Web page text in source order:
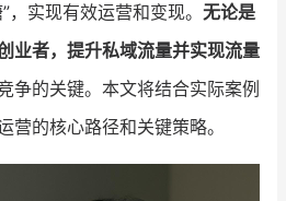
新零售内参
，实现有效运营和变现。 无论是
业者，提升私域流量并实现流量
争的关键。本文将结合实际案例
营的核心路径和关键策略。